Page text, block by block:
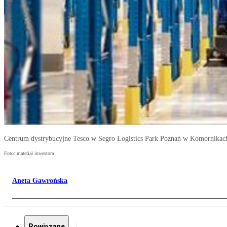
Centrum dystrybucyjne Tesco w Segro Logistics Park Poznań w
Foto: materiał inwestora
Aneta Gawrońska